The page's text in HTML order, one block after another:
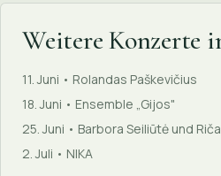
Weitere Konzerte
11. Juni • Rolandas Paškevičius
18. Juni • Ensemble „Gijos"
25. Juni • Barbora Seiliūtė und
2. Juli • NIKA